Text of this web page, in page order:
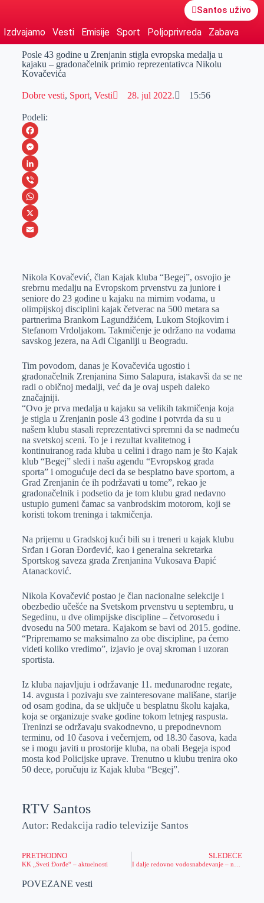
Santos uživo
Izdvajamo Vesti Emisije Sport Poljoprivreda Zabava
Posle 43 godine u Zrenjanin stigla evropska medalja u
kajaku – gradonačelnik primio reprezentativca Nikolu
Kovačevića
Dobre vesti, Sport, Vesti 28. jul 2022. 15:56
Podeli:
F
a
c
e
b
o
M
e
s
s
e
e
r
L
i
n
k
I
n
V
i
b
W
h
s
A
p
p
X
a
i
l
Nikola Kovačević, član Kajak kluba “Begej”, osvojio je
srebrnu medalju na Evropskom prvenstvu za juniore i
seniore do 23 godine u kajaku na mirnim vodama, u
olimpijskoj disciplini kajak četverac na 500 metara sa
partnerima Brankom Lagundžićem, Lukom Stojkovim i
Stefanom Vrdoljakom. Takmičenje je održano na vodama
savskog jezera, na Adi Ciganliji u Beogradu.
Tim povodom, danas je Kovačevića ugostio i
gradonačelnik Zrenjanina Simo Salapura, istakavši da se ne
radi o običnoj medalji, već da je ovaj uspeh daleko
značajniji.
“Ovo je prva medalja u kajaku sa velikih takmičenja koja
je stigla u Zrenjanin posle 43 godine i potvrda da su u
našem klubu stasali reprezentativci spremni da se nadmeću
na svetskoj sceni. To je i rezultat kvalitetnog i
kontinuiranog rada kluba u celini i drago nam je što Kajak
klub “Begej” sledi i našu agendu “Evropskog grada
sporta” i omogućuje deci da se besplatno bave sportom, a
Grad Zrenjanin će ih podržavati u tome”, rekao je
gradonačelnik i podsetio da je tom klubu grad nedavno
ustupio gumeni čamac sa vanbrodskim motorom, koji se
koristi tokom treninga i takmičenja.
Na prijemu u Gradskoj kući bili su i treneri u kajak klubu
Srđan i Goran Đorđević, kao i generalna sekretarka
Sportskog saveza grada Zrenjanina Vukosava Đapić
Atanacković.
Nikola Kovačević postao je član nacionalne selekcije i
obezbedio učešće na Svetskom prvenstvu u septembru, u
Segedinu, u dve olimpijske discipline – četvorosedu i
dvosedu na 500 metara. Kajakom se bavi od 2015. godine.
“Pripremamo se maksimalno za obe discipline, pa ćemo
videti koliko vredimo”, izjavio je ovaj skroman i uzoran
sportista.
Iz kluba najavljuju i održavanje 11. međunarodne regate,
14. avgusta i pozivaju sve zainteresovane mališane, starije
od osam godina, da se uključe u besplatnu školu kajaka,
koja se organizuje svake godine tokom letnjeg raspusta.
Treninzi se održavaju svakodnevno, u prepodnevnom
terminu, od 10 časova i večernjem, od 18.30 časova, kada
se i mogu javiti u prostorije kluba, na obali Begeja ispod
mosta kod Policijske uprave. Trenutno u klubu trenira oko
50 dece, poručuju iz Kajak kluba “Begej”.
RTV Santos
Autor: Redakcija radio televizije Santos
PRETHODNO
KK „Sveti Đorđe“ – aktuelnosti
SLEDEĆE
POVEZANE vesti